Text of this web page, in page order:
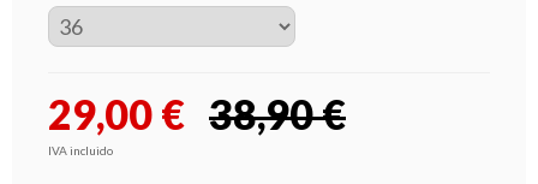
29,00€ 38,90 €
IVA incluido